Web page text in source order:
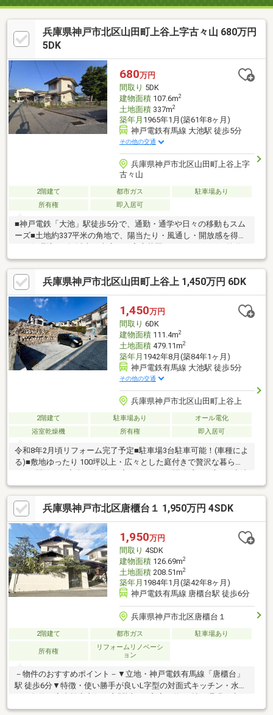
兵庫県神戸市北区山田町上谷上字古々山 680万円
5DK
680万円
間取り 5DK
建物面積107.6m2
土地面積337m2
築年月 1965年1月(築61年8ヶ月)
神戸電鉄有馬線 大池駅 徒歩5分
その他の交通
兵庫県神戸市北区山田町上谷上字
古々山
2階建て 都市ガス
駐車場あり
所有権
即入居可
■神戸電鉄「大池」駅徒歩5分で、通勤・通学や日々の移動もスム
ーズ■土地約337平米の角地で、陽当たり・風通し・開放感を得や
びを楽しめます■和室を備えた5DKで、家族の個室や趣味部屋も確
保しやすい間取り■浴室に窓があり、自然換気がしやすく湿気対
策にも役立ちます■緑を身近に感じる閑静な住宅地で、落ち着い
た暮らしを望む方におすすめ■雨漏りがあり、屋根葺き替え等の
リフォームを要する物件です■広い土地と既存建物を生かした再
生プランを、ぜひ現地でご検討ください
兵庫県神戸市北区山田町上谷上 1,450万円 6DK
1,450万円
間取り 6DK
建物面積111.4m2
土地面積479.11m2
築年月 1942年8月(築84年1ヶ月)
神戸電鉄有馬線 大池駅 徒歩5分
その他の交通
兵庫県神戸市北区山田町上谷上
2階建て 駐車場あり
オール電化
浴室乾燥機
所有権 即入居可
令和8年2月頃リフォーム完了予定■駐車場3台駐車可能！(車種によ
る)■敷地ゆったり 100坪以上・広々とした庭付きで贅沢な暮ら
し。■閑静な住宅街の 角地、プライバシーと開放感を両立。■大池
駅から徒歩約5分の立地。市街地が近く生活利便良好、通勤・買物
ともに便利。■和室＋縁側がある伝統的な趣き、くつろぎの和空
間を確保。■採光・通風良好で 陽当り・風通し◎、明るく快適な
室内環境。■庭10坪以上＋眺望良好でガーデニングやBBQ、休日
のリラックスに最適■オール電化物件で家族も安心。お好きにリ
フォームしていただる物件です。
兵庫県神戸市北区唐櫃台１ 1,950万円 4SDK
1,950万円
間取り 4SDK
建物面積126.69m2
土地面積208.51m2
築年月 1984年1月(築42年8ヶ月)
神戸電鉄有馬線 唐櫃台駅 徒歩6分
兵庫県神戸市北区唐櫃台１
2階建て 都市ガス 駐車場あり
所有権
リフォームリノベーシ
ョン
－物件のおすすめポイント－▼立地・神戸電鉄有馬線「唐櫃台」
駅 徒歩6分▼特徴・使い勝手が良いL字型の対面式キッチン・水回
間付・ゆったりとしたお庭有・駐車場有(車種による)▼2021年内